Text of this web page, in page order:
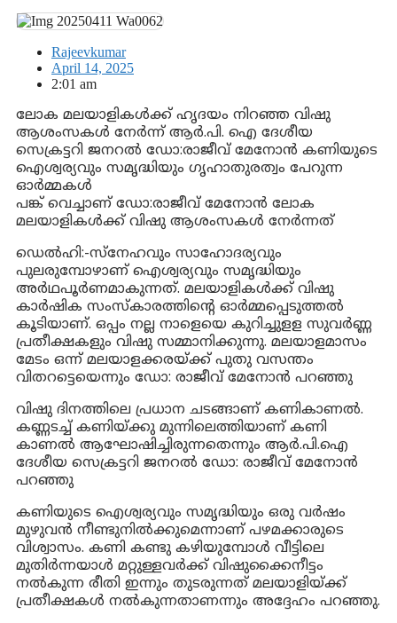
Rajeevkumar
April 14, 2025
2:01 am
ലോക മലയാളികൾക്ക് ഹൃദയം നിറഞ്ഞ വിഷു
ആശംസകൾ നേർന്ന്‌ ആർ.പി. ഐ ദേശീയ
സെക്രട്ടറി ജനറൽ ഡോ:രാജീവ് മേനോൻ കണിയുടെ
ഐശ്വര്യവും സമൃദ്ധിയും ഗൃഹാതുരത്വം പേറുന്ന
ഓർമ്മകൾ
പങ്ക് വെച്ചാണ് ഡോ:രാജീവ് മേനോൻ ലോക
മലയാളികൾക്ക് വിഷു ആശംസകൾ നേർന്നത്
ഡെൽഹി:-സ്നേഹവും സാഹോദര്യവും
പുലരുമ്പോഴാണ് ഐശ്വര്യവും സമൃദ്ധിയും
അർഥപൂർണമാകുന്നത്. മലയാളികൾക്ക് വിഷു
കാർഷിക സംസ്കാരത്തിന്റെ ഓർമ്മപ്പെടുത്തൽ
കൂടിയാണ്. ഒപ്പം നല്ല നാളെയെ കുറിച്ചുളള സുവര്‍ണ്ണ
പ്രതീക്ഷകളും വിഷു സമ്മാനിക്കുന്നു. മലയാളമാസം
മേടം ഒന്ന് മലയാളക്കരയ്ക്ക് പുതു വസന്തം
വിതറട്ടെയെന്നും ഡോ: രാജീവ് മേനോൻ പറഞ്ഞു
വിഷു ദിനത്തിലെ പ്രധാന ചടങ്ങാണ് കണികാണൽ.
കണ്ണടച്ച് കണിയ്ക്കു മുന്നിലെത്തിയാണ് കണി
കാണൽ ആഘോഷിച്ചിരുന്നതെന്നും ആർ.പി.ഐ
ദേശീയ സെക്രട്ടറി ജനറൽ ഡോ: രാജീവ് മേനോൻ
പറഞ്ഞു
കണിയുടെ ഐശ്വര്യവും സമൃദ്ധിയും ഒരു വർഷം
മുഴുവൻ നീണ്ടുനിൽക്കുമെന്നാണ് പഴമക്കാരുടെ
വിശ്വാസം. കണി കണ്ടു കഴിയുമ്പോൾ വീട്ടിലെ
മുതിർന്നയാൾ മറ്റുള്ളവർക്ക് വിഷുക്കൈനീട്ടം
നൽകുന്ന രീതി ഇന്നും തുടരുന്നത് മലയാളിയ്ക്ക്
പ്രതീക്ഷകൾ നൽകുന്നതാണന്നും അദ്ദേഹം പറഞ്ഞു.